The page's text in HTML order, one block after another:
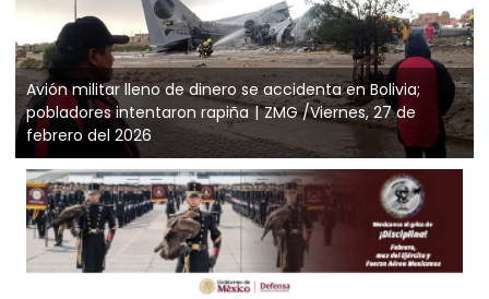
Avión militar lleno de dinero se accidenta en Bolivia;
pobladores intentaron rapiña
ZMG /Viernes, 27 de
febrero del 2026